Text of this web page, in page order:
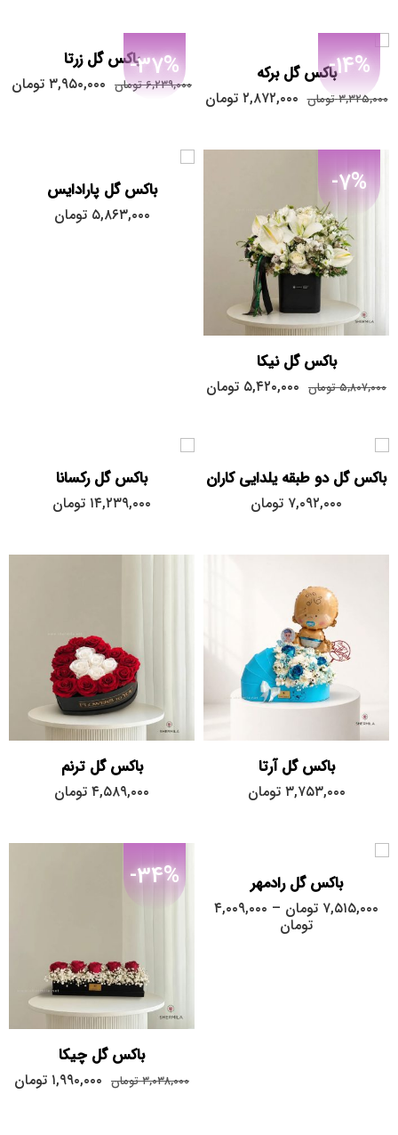
-14%باکس گل برکه
۳,۳۲۵,۰۰۰ تومان ۲,۸۷۲,۰۰۰ تومان
-37%باکس گل زرتا
۶,۲۳۹,۰۰۰ تومان ۳,۹۵۰,۰۰۰ تومان
-7%
باکس گل نیکا
۵,۸۰۷,۰۰۰ تومان ۵,۴۲۰,۰۰۰ تومان
باکس گل پارادایس
۵,۸۶۳,۰۰۰ تومان
باکس گل دو طبقه یلدایی کاران
۷,۰۹۲,۰۰۰ تومان
باکس گل رکسانا
۱۴,۲۳۹,۰۰۰ تومان
باکس گل آرتا
۳,۷۵۳,۰۰۰ تومان
باکس گل ترنم
۴,۵۸۹,۰۰۰ تومان
باکس گل رادمهر
۷,۵۱۵,۰۰۰ تومان – ۴,۰۰۹,۰۰۰
تومان
بزرگ
کوچک
-34%
باکس گل چیکا
۳,۰۳۸,۰۰۰ تومان ۱,۹۹۰,۰۰۰ تومان